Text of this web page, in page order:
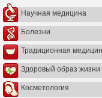
Научная медицина
Болезни
Традиционная
Здоровый образ жизни
Косметология